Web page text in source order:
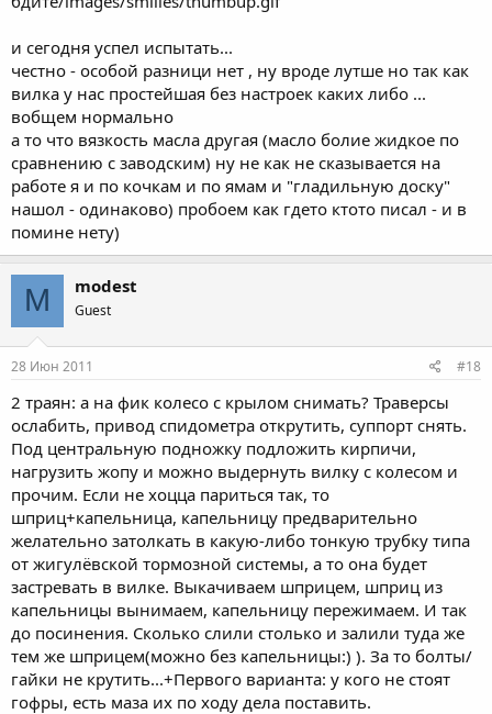
и сегодня успел испытать...
честно - особой разници нет , ну вроде лутше но так как
вилка у нас простейшая без настроек каких либо ...
вобщем нормально
а то что вязкость масла другая (масло болие жидкое по
сравнению с заводским) ну не как не сказывается на
работе я и по кочкам и по ямам и "гладильную доску"
нашол - одинаково) пробоем как гдето ктото писал - и в
помине нету)
M modest
Guest
28 Июн 2011 #18
2 траян: а на фик колесо с крылом снимать? Траверсы
ослабить, привод спидометра открутить, суппорт снять.
Под центральную подножку подложить кирпичи,
нагрузить жопу и можно выдернуть вилку с колесом и
прочим. Если не хоцца париться так, то
шприц+капельница, капельницу предварительно
желательно затолкать в какую-либо тонкую трубку типа
от жигулёвской тормозной системы, а то она будет
застревать в вилке. Выкачиваем шприцем, шприц из
капельницы вынимаем, капельницу пережимаем. И так
до посинения. Сколько слили столько и залили туда же
тем же шприцем(можно без капельницы:) ). За то болты/
гайки не крутить...+Первого варианта: у кого не стоят
гофры, есть маза их по ходу дела поставить.